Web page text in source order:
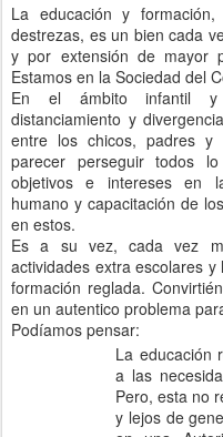
La educación y
destrezas, es un bien cada
y por extensión de mayor
Estamos en la Sociedad del
En el ámbito infantil y
distanciamiento y
entre los chicos, padres
parecer perseguir todos
objetivos e intereses en
humano y capacitación de
en estos.
Es a su vez, cada vez
actividades extra escolares
formación reglada.
en un autentico problema
Podíamos pensar:
La educación
a las
Pero, esta no
y lejos de